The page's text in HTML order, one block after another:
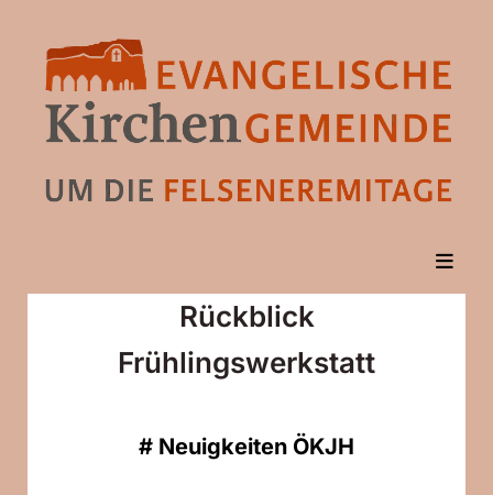
Rückblick
Frühlingswerkstatt
# Neuigkeiten ÖKJH